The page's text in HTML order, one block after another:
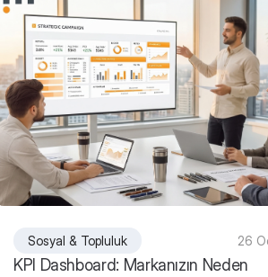
Sosyal & Topluluk 26
KPI Dashboard: Markanızın Neden